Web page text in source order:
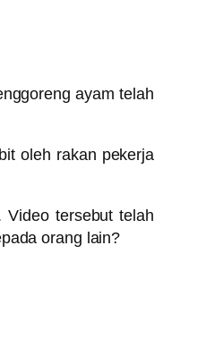
ayam telah
oleh rakan pekerja
tersebut telah
orang lain?